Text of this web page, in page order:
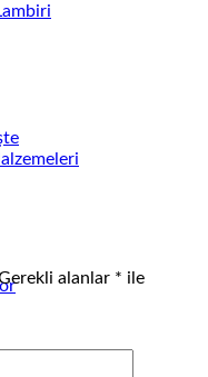
alanlar * ile